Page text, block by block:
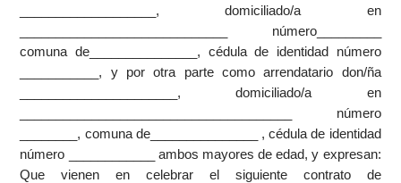
___________________, domiciliado/a en
_____________________________ número_________
comuna de_______________, cédula de identidad número
___________, y por otra parte como arrendatario don/ña
______________________, domiciliado/a en
______________________________________ número
________, comuna de_______________ , cédula de identidad
número ____________ ambos mayores de edad, y expresan:
Que vienen en celebrar el siguiente contrato de